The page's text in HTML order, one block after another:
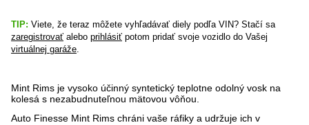
TIP: Viete, že teraz môžete vyhľadávať diely podľa VIN? Stačí sa
zaregistrovať alebo prihlásiť potom pridať svoje vozidlo do Vašej
virtuálnej garáže
Mint Rims je vysoko účinný syntetický teplotne odolný vosk na
kolesá s nezabudnuteľnou mätovou vôňou.
Auto Finesse Mint Rims chráni vaše ráfiky a udržuje ich v